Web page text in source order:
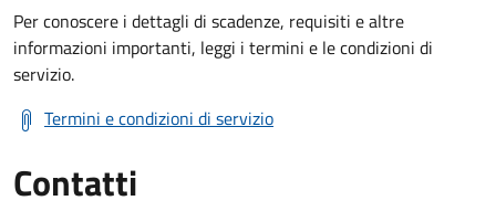
Per conoscere i dettagli di scadenze, requisiti e altre
informazioni importanti, leggi i termini e le condizioni di
servizio.
Termini e condizioni di servizio
Contatti